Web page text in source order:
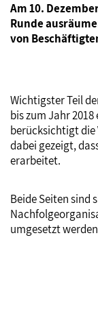
Am 10.
Runde
von
Wichtigster Teil
bis zum Jahr
berücksichtigt die
dabei gezeigt,
erarbeitet.
Beide Seiten sind
umgesetzt